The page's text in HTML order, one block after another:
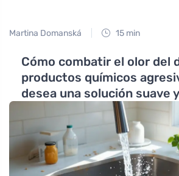
Martina Domanská 15 min
Cómo combatir el olor del
productos químicos
desea una solución suave y